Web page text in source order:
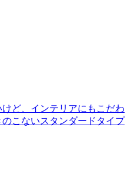
ど、インテリアにもこだわ
こないスタンダードタイプ